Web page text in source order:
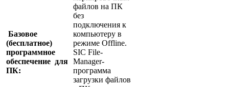
Базовое
(бесплатное)
программное
обеспечение для
ПК:
файлов на ПК
без
подключения к
компьютеру в
режиме Offline.
SIC File-
Manager-
программа
загрузки файлов